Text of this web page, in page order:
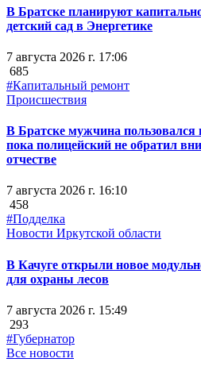
В Братске планируют
детский сад в Энергетике
7 августа 2026 г. 17:06
685
#Капитальный ремонт
Происшествия
В Братске мужчина
пока полицейский не обратил
отчестве
7 августа 2026 г. 16:10
458
#Подделка
Новости Иркутской области
В Качуге открыли новое
для охраны лесов
7 августа 2026 г. 15:49
293
#Губернатор
Все новости